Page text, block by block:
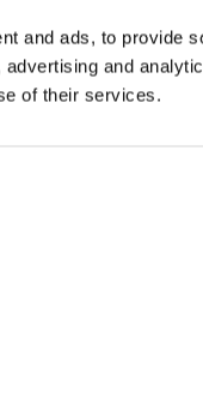
and ads, to provide
and
of their services.